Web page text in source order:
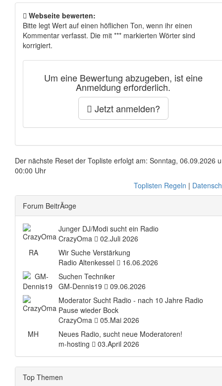
Webseite bewerten:
Bitte legt Wert auf einen höflichen Ton, wenn ihr einen
Kommentar verfasst. Die mit *** markierten Wörter sind
korrigiert.
Um eine Bewertung abzugeben, ist eine
Anmeldung erforderlich.
Jetzt anmelden?
Der nächste Reset der Topliste erfolgt am: Sonntag, 06.09.2026
00:00 Uhr
Toplisten Regeln |
Forum BeitrÃ¤ge
Junger DJ/Modi sucht ein Radio
CrazyOma
02.Juli 2026
RA
Wir Suche Verstärkung
Radio Altenkessel
16.06.2026
Suchen Techniker
GM-Dennis19
09.06.2026
Moderator Sucht Radio - nach 10 Jahre Radio
Pause wieder Bock
CrazyOma
05.Mai 2026
MH
Neues Radio, sucht neue Moderatoren!
m-hosting
03.April 2026
Top Themen